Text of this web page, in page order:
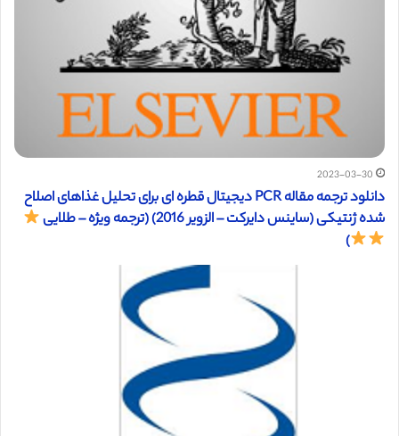
2023-03-30
دانلود ترجمه مقاله PCR دیجیتال قطره ای برای تحلیل غذاهای اصلاح
شده ژنتیکی (ساینس دایرکت – الزویر 2016) (ترجمه ویژه – طلایی
)